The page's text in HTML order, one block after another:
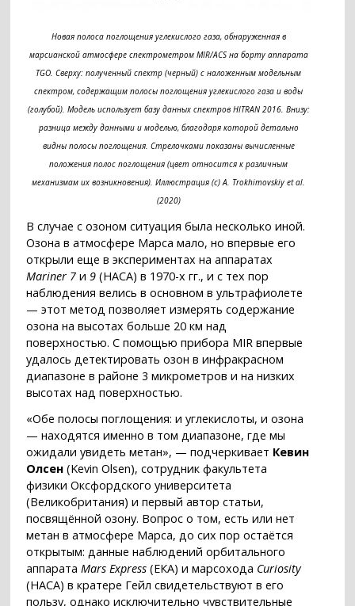
Новая полоса поглощения углекислого газа, обнаруженная в
марсианской атмосфере спектрометром MIR/ACS на борту аппарата
TGO. Сверху: полученный спектр (черный) с наложенным модельным
спектром, содержащим полосы поглощения углекислого газа и воды
(голубой). Модель использует базу данных спектров HITRAN 2016. Внизу:
разница между данными и моделью, благодаря которой детально
видны полосы поглощения. Стрелочками показаны вычисленные
положения полос поглощения (цвет относится к различным
механизмам их возникновения). Иллюстрация (с) A. Trokhimovskiy et al.
(2020)
В случае с озоном ситуация была несколько иной.
Озона в атмосфере Марса мало, но впервые его
открыли еще в экспериментах на аппаратах
Mariner 7 и9 (НАСА) в 1970-х гг., и с тех пор
наблюдения велись в основном в ультрафиолете
— этот метод позволяет измерять содержание
озона на высотах больше 20 км над
поверхностью. С помощью прибора MIR впервые
удалось детектировать озон в инфракрасном
диапазоне в районе 3 микрометров и на низких
высотах над поверхностью.
«Обе полосы поглощения: и углекислоты, и озона
— находятся именно в том диапазоне, где мы
ожидали увидеть метан», — подчеркивает Кевин
Олсен (Kevin Olsen), сотрудник факультета
физики Оксфордского университета
(Великобритания) и первый автор статьи,
посвящённой озону. Вопрос о том, есть или нет
метан в атмосфере Марса, до сих пор остаётся
открытым: данные наблюдений орбитального
аппарата Mars Express (ЕКА) и марсохода Curiosity
(НАСА) в кратере Гейл свидетельствуют в его
пользу, однако исключительно чувствительные